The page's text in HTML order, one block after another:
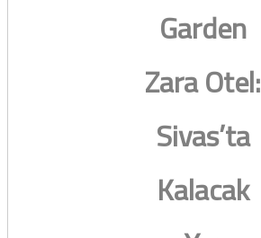
Garden
Zara Otel:
Sivas’ta
Kalacak